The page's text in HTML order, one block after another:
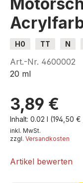
H0 TT N
H0e
Art.-Nr. 4600002
20 ml
3,89 €
Inhalt: 0.02 l (194,50 €
inkl. MwSt.
zzgl. Versandkosten
Artikel bewerten